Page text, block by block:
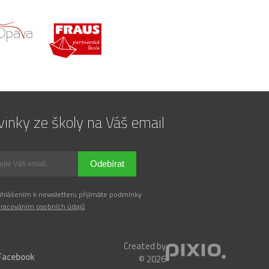
ze školy na Váš email
Odebírat
k newsletteru přijímáte podmínky
osobních údajů
Created by
© 2026